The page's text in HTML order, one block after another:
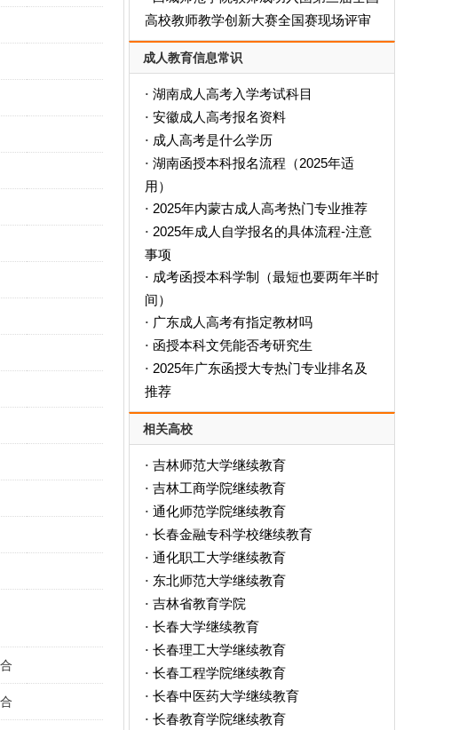
高校教师教学创新大赛全国赛现场评审
成人教育信息常识
· 湖南成人高考入学考试科目
· 安徽成人高考报名资料
· 成人高考是什么学历
· ‌湖南函授本科报名流程（2025年适
用）‌
· 2025年内蒙古成人高考热门专业推荐
· 2025年成人自学报名的具体流程-注意
事项
· 成考函授本科学制（最短也要两年半时
间）
· 广东成人高考有指定教材吗
· 函授本科文凭能否考研究生
· 2025年广东函授大专热门专业排名及
推荐
相关高校
· 吉林师范大学继续教育
· 吉林工商学院继续教育
· 通化师范学院继续教育
· 长春金融专科学校继续教育
· 通化职工大学继续教育
· 东北师范大学继续教育
· 吉林省教育学院
· 长春大学继续教育
· 长春理工大学继续教育
· 长春工程学院继续教育
· 长春中医药大学继续教育
· 长春教育学院继续教育